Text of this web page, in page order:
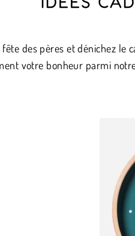
des pères et dénichez
votre bonheur parmi